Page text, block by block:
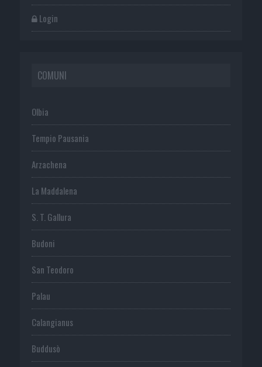
Login
COMUNI
Olbia
Tempio Pausania
Arzachena
La Maddalena
S. T. Gallura
Budoni
San Teodoro
Palau
Calangianus
Buddusò